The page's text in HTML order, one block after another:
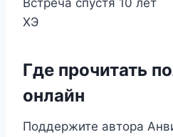
ХЭ
Где прочитать
онлайн
Поддержите автора